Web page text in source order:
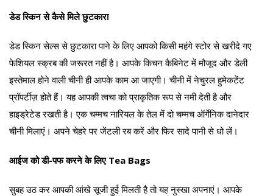
डेड स्किन से कैसे मिले छुटकारा
डेड स्किन सेल्स से छुटकारा पाने के लिए आपको किसी महंगे स्टोर से खरीदे गए
फेशियल स्क्रब की जरूरत नहीं है। आपके किचन कैबिनेट में मौजूद और डेली
इस्तेमाल होने वाली चीनी ही आपके काम आ जाएगी। चीनी में नेचुरल हुमेकटेंट
प्रॉपर्टीज़ होते हैं। यह आपकी त्वचा को प्राकृतिक रूप से नमी देती है और
हाइड्रेटेड रखती है। एक चम्मच नारियल के तेल में दो चम्मच ऑर्गेनिक दानेदार
चीनी मिलाएं। अपने चेहरे पर जेंटली रब करें और फिर सादे पानी से धो लें।
आईज को डी-पफ करने के लिए Tea Bags
सुबह उठ कर आपकी आंखे सूजी हुई मिलती है तो यह नुस्खा अपनाएं। आपके